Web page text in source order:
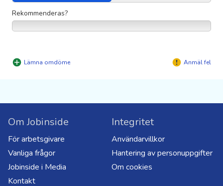
Rekommenderas?
Lämna omdöme Anmäl fel
Om Jobinside
För arbetsgivare
Vanliga frågor
Jobinside i Media
Kontakt
Integritet
Användarvillkor
Hantering av personuppgifter
Om cookies